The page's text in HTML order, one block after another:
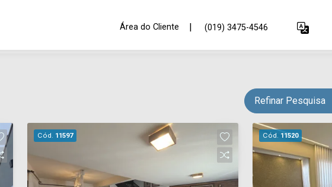
Área do Cliente | (019) 3475-4546
Refinar Pesquisa
Cód. 11597 Cód. 11520